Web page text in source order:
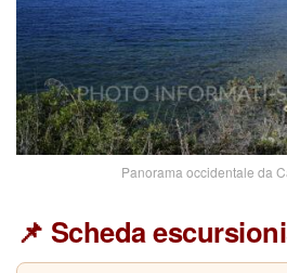
Panorama occidentale da
📌 Scheda